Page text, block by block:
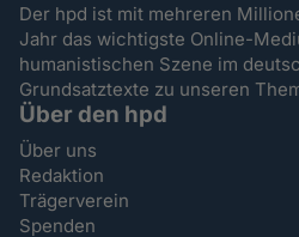
Der hpd ist mit mehreren
Jahr das wichtigste Online-
humanistischen Szene im
Grundsatztexte zu unseren
Über den hpd
Über uns
Redaktion
Trägerverein
Spenden